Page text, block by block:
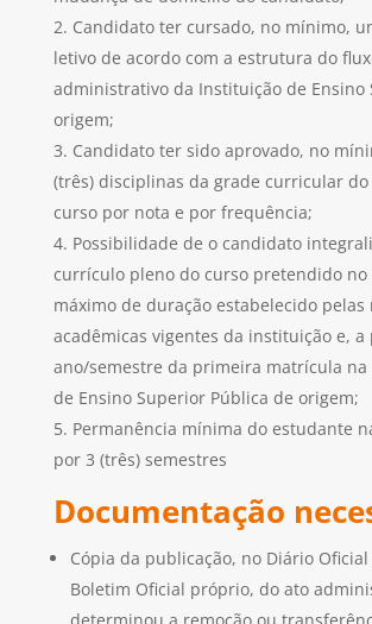
Candidato ter cursado, no mínimo,
letivo de acordo com a estrutura do
administrativo da Instituição de Ensino
origem;
Candidato ter sido aprovado, no
(três) disciplinas da grade curricular
curso por nota e por frequência;
Possibilidade de o candidato
currículo pleno do curso pretendido no
máximo de duração estabelecido pelas
acadêmicas vigentes da instituição e,
ano/semestre da primeira matrícula
de Ensino Superior Pública de origem;
Permanência mínima do estudante
por 3 (três) semestres
Documentação
Cópia da publicação, no Diário
Boletim Oficial próprio, do ato